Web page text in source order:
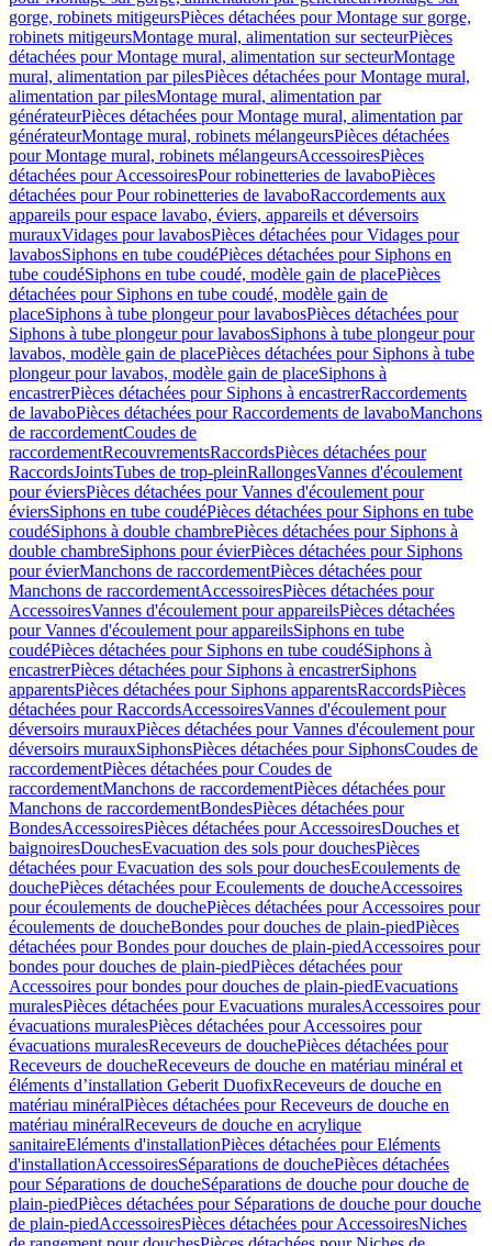
gorge, robinets mitigeursPièces détachées pour Montage sur gorge,
robinets mitigeursMontage mural, alimentation sur secteurPièces
détachées pour Montage mural, alimentation sur secteurMontage
mural, alimentation par pilesPièces détachées pour Montage mural,
alimentation par pilesMontage mural, alimentation par
générateurPièces détachées pour Montage mural, alimentation par
générateurMontage mural, robinets mélangeursPièces détachées
pour Montage mural, robinets mélangeursAccessoiresPièces
détachées pour AccessoiresPour robinetteries de lavaboPièces
détachées pour Pour robinetteries de lavaboRaccordements aux
appareils pour espace lavabo, éviers, appareils et déversoirs
murauxVidages pour lavabosPièces détachées pour Vidages pour
lavabosSiphons en tube coudéPièces détachées pour Siphons en
tube coudéSiphons en tube coudé, modèle gain de placePièces
détachées pour Siphons en tube coudé, modèle gain de
placeSiphons à tube plongeur pour lavabosPièces détachées pour
Siphons à tube plongeur pour lavabosSiphons à tube plongeur pour
lavabos, modèle gain de placePièces détachées pour Siphons à tube
plongeur pour lavabos, modèle gain de placeSiphons à
encastrerPièces détachées pour Siphons à encastrerRaccordements
de lavaboPièces détachées pour Raccordements de lavaboManchons
de raccordementCoudes de
raccordementRecouvrementsRaccordsPièces détachées pour
RaccordsJointsTubes de trop-pleinRallongesVannes d'écoulement
pour éviersPièces détachées pour Vannes d'écoulement pour
éviersSiphons en tube coudéPièces détachées pour Siphons en tube
coudéSiphons à double chambrePièces détachées pour Siphons à
double chambreSiphons pour évierPièces détachées pour Siphons
pour évierManchons de raccordementPièces détachées pour
Manchons de raccordementAccessoiresPièces détachées pour
AccessoiresVannes d'écoulement pour appareilsPièces détachées
pour Vannes d'écoulement pour appareilsSiphons en tube
coudéPièces détachées pour Siphons en tube coudéSiphons à
encastrerPièces détachées pour Siphons à encastrerSiphons
apparentsPièces détachées pour Siphons apparentsRaccordsPièces
détachées pour RaccordsAccessoiresVannes d'écoulement pour
déversoirs murauxPièces détachées pour Vannes d'écoulement pour
déversoirs murauxSiphonsPièces détachées pour SiphonsCoudes de
raccordementPièces détachées pour Coudes de
raccordementManchons de raccordementPièces détachées pour
Manchons de raccordementBondesPièces détachées pour
BondesAccessoiresPièces détachées pour AccessoiresDouches et
baignoiresDouchesEvacuation des sols pour douchesPièces
détachées pour Evacuation des sols pour douchesEcoulements de
douchePièces détachées pour Ecoulements de doucheAccessoires
pour écoulements de douchePièces détachées pour Accessoires pour
écoulements de doucheBondes pour douches de plain-piedPièces
détachées pour Bondes pour douches de plain-piedAccessoires pour
bondes pour douches de plain-piedPièces détachées pour
Accessoires pour bondes pour douches de plain-piedEvacuations
muralesPièces détachées pour Evacuations muralesAccessoires pour
évacuations muralesPièces détachées pour Accessoires pour
évacuations muralesReceveurs de douchePièces détachées pour
Receveurs de doucheReceveurs de douche en matériau minéral et
éléments d’installation Geberit DuofixReceveurs de douche en
matériau minéralPièces détachées pour Receveurs de douche en
matériau minéralReceveurs de douche en acrylique
sanitaireEléments d'installationPièces détachées pour Eléments
d'installationAccessoiresSéparations de douchePièces détachées
pour Séparations de doucheSéparations de douche pour douche de
plain-piedPièces détachées pour Séparations de douche pour douche
de plain-piedAccessoiresPièces détachées pour AccessoiresNiches